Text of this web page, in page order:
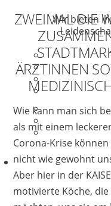
Wir bieten
ZWEIMAL DIE
ÄRZTINNEN
Wie kann man sich
als mit einem
Corona-Krise
nicht wie gewohnt
Aber hier in der
motivierte Köche,